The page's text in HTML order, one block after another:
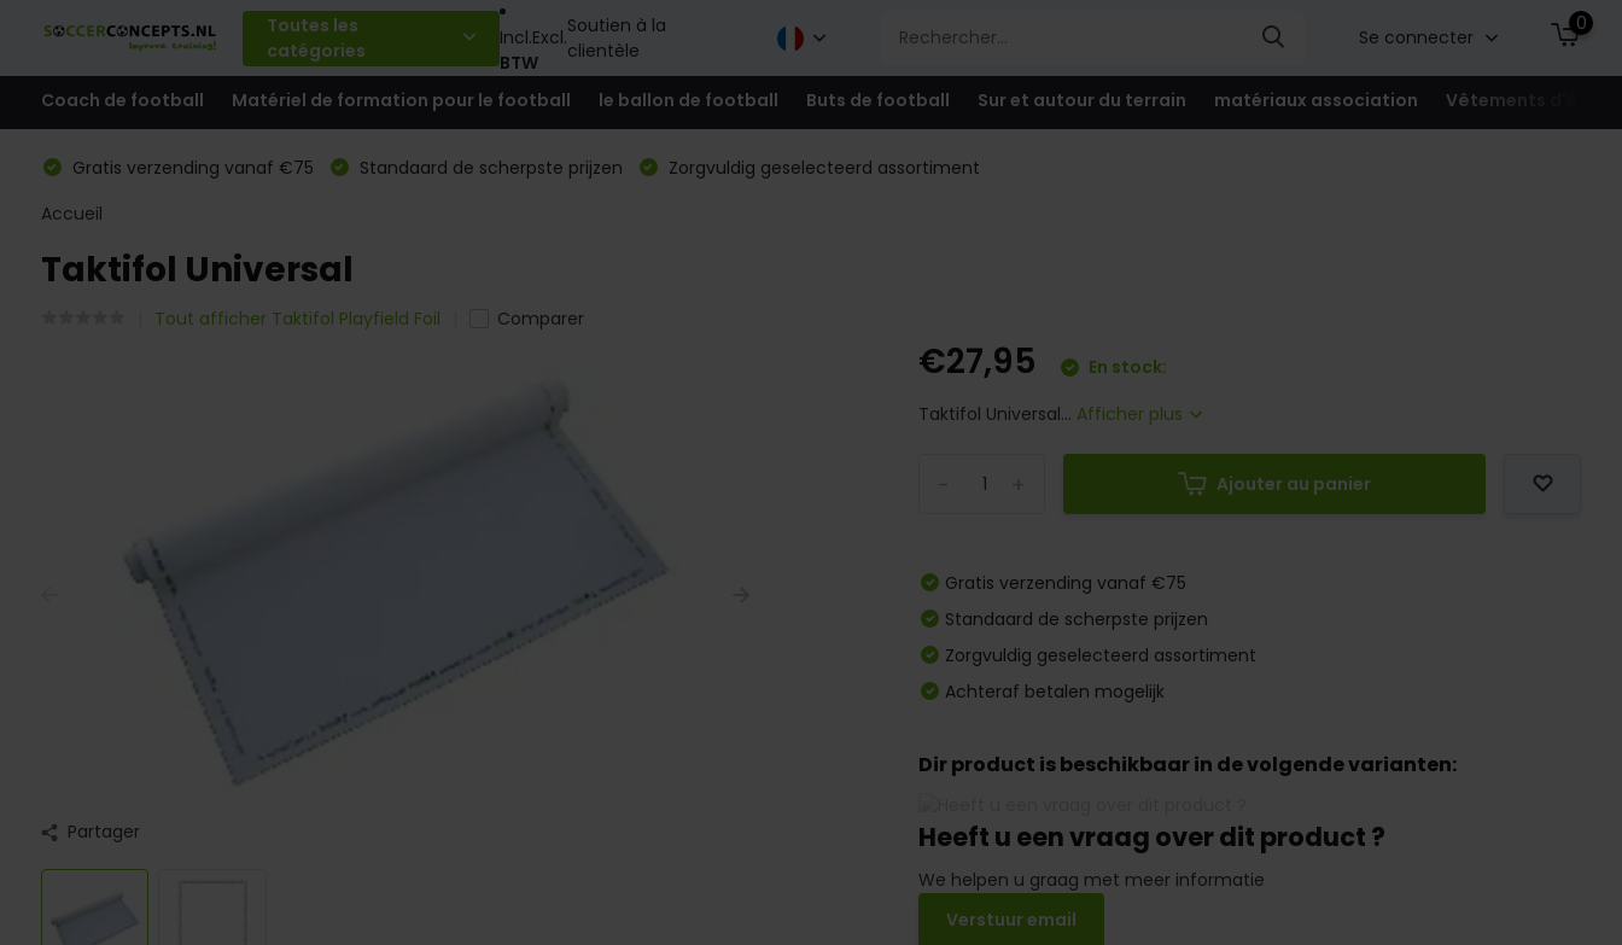
Toutes les
catégories
Incl.Excl.
BTW
Soutien à la
clientèle
Se connecter
0
Coach de football Matériel de formation pour le football le ballon de football Buts de football Sur et autour du terrain matériaux association Vêtements
Gratis verzending vanaf €75 Standaard de scherpste prijzen
Zorgvuldig geselecteerd assortiment
Accueil
Taktifol Universal
Tout afficher Taktifol Playfield Foil Comparer
Partager
€27,95
En stock:
Taktifol Universal... Afficher plus
Ajouter au panier
Gratis verzending vanaf €75
Standaard de scherpste prijzen
Zorgvuldig geselecteerd assortiment
Achteraf betalen mogelijk
Dir product is beschikbaar in de volgende varianten:
Heeft u een vraag over dit product ?
We helpen u graag met meer informatie
Verstuur email